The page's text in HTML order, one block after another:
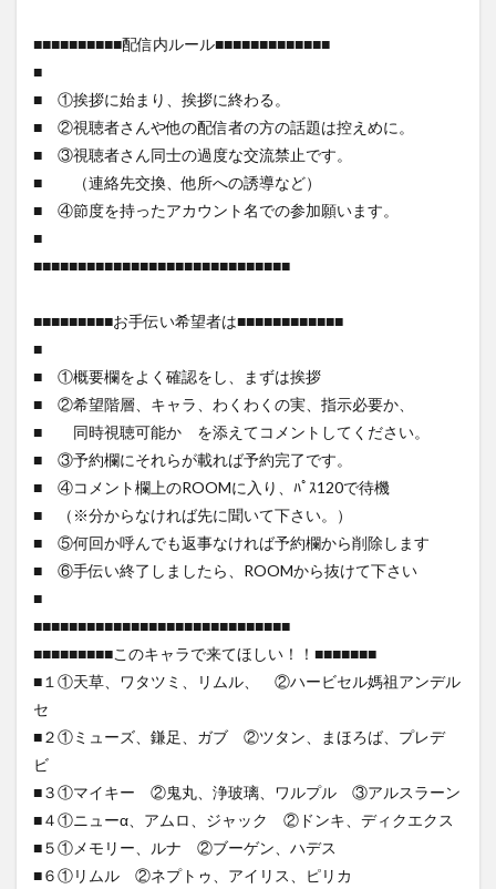
■■■■■■■■■■配信内ルール■■■■■■■■■■■■■
■
■ ①挨拶に始まり、挨拶に終わる。
■ ②視聴者さんや他の配信者の方の話題は控えめに。
■ ③視聴者さん同士の過度な交流禁止です。
■ （連絡先交換、他所への誘導など）
■ ④節度を持ったアカウント名での参加願います。
■
■■■■■■■■■■■■■■■■■■■■■■■■■■■■■
■■■■■■■■■お手伝い希望者は■■■■■■■■■■■■
■
■ ①概要欄をよく確認をし、まずは挨拶
■ ②希望階層、キャラ、わくわくの実、指示必要か、
■ 同時視聴可能か を添えてコメントしてください。
■ ③予約欄にそれらが載れば予約完了です。
■ ④コメント欄上のROOMに入り、ﾊﾟｽ120で待機
■ （※分からなければ先に聞いて下さい。）
■ ⑤何回か呼んでも返事なければ予約欄から削除します
■ ⑥手伝い終了しましたら、ROOMから抜けて下さい
■
■■■■■■■■■■■■■■■■■■■■■■■■■■■■■
■■■■■■■■■このキャラで来てほしい！！■■■■■■■
■１①天草、ワタツミ、リムル、 ②ハービセル媽祖アンデル
セ
■２①ミューズ、鎌足、ガブ ②ツタン、まほろば、プレデ
ビ
■３①マイキー ②鬼丸、浄玻璃、ワルプル ③アルスラーン
■４①ニューα、アムロ、ジャック ②ドンキ、ディクエクス
■５①メモリー、ルナ ②ブーゲン、ハデス
■６①リムル ②ネプトゥ、アイリス、ピリカ